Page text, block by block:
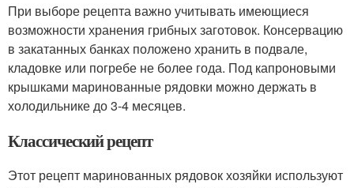
При выборе рецепта важно учитывать имеющиеся
возможности хранения грибных заготовок. Консервацию
в закатанных банках положено хранить в подвале,
кладовке или погребе не более года. Под капроновыми
крышками маринованные рядовки можно держать в
холодильнике до 3-4 месяцев.
Классический рецепт
Этот рецепт маринованных рядовок хозяйки используют